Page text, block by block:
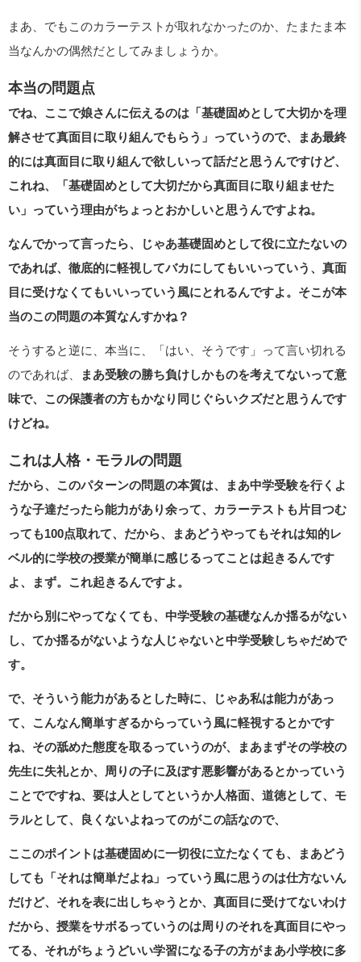
まあ、でもこのカラーテストが取れなかったのか、たまたま本
当なんかの偶然だとしてみましょうか。
本当の問題点
でね、ここで娘さんに伝えるのは「基礎固めとして大切かを理
解させて真面目に取り組んでもらう」っていうので、まあ最終
的には真面目に取り組んで欲しいって話だと思うんですけど、
これね、「基礎固めとして大切だから真面目に取り組ませた
い」っていう理由がちょっとおかしいと思うんですよね。
なんでかって言ったら、じゃあ基礎固めとして役に立たないの
であれば、徹底的に軽視してバカにしてもいいっていう、真面
目に受けなくてもいいっていう風にとれるんですよ。そこが本
当のこの問題の本質なんすかね？
そうすると逆に、本当に、「はい、そうです」って言い切れる
のであれば、
まあ受験の勝ち負けしかものを考えてないって意
味で、この保護者の方もかなり同じぐらいクズだと思うんです
けどね。
これは人格・モラルの問題
だから、このパターンの問題の本質は、まあ中学受験を行くよ
うな子達だったら能力があり余って、カラーテストも片目つむ
っても100点取れて、だから、まあどうやってもそれは知的レ
ベル的に学校の授業が簡単に感じるってことは起きるんです
よ、まず。これ起きるんですよ。
だから別にやってなくても、中学受験の基礎なんか揺るがない
し、てか揺るがないような人じゃないと中学受験しちゃだめで
す。
で、そういう能力があるとした時に、じゃあ私は能力があっ
て、こんなん簡単すぎるからっていう風に軽視するとかです
ね、その舐めた態度を取るっていうのが、まあまずその学校の
先生に失礼とか、周りの子に及ぼす悪影響があるとかっていう
ことでですね、要は人としてというか人格面、道徳として、モ
ラルとして、良くないよねってのがこの話なので、
ここのポイントは基礎固めに一切役に立たなくても、まあどう
しても「それは簡単だよね」っていう風に思うのは仕方ないん
だけど、それを表に出しちゃうとか、真面目に受けてないわけ
だから、授業をサボるっていうのは周りのそれを真面目にやっ
てる、それがちょうどいい学習になる子の方がまあ小学校に多